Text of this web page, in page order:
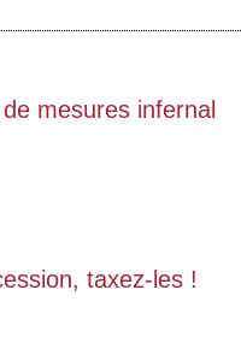
mesures infernal
taxez-les !